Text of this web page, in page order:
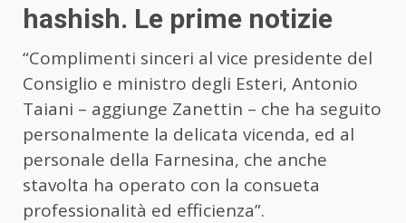
hashish. Le prime notizie
“Complimenti sinceri al vice presidente del
Consiglio e ministro degli Esteri, Antonio
Taiani – aggiunge Zanettin – che ha seguito
personalmente la delicata vicenda, ed al
personale della Farnesina, che anche
stavolta ha operato con la consueta
professionalità ed efficienza”.